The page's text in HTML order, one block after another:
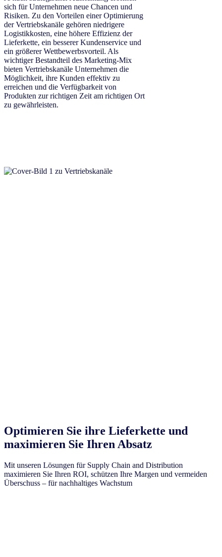
sich für Unternehmen neue Chancen und
Risiken. Zu den Vorteilen einer Optimierung
der Vertriebskanäle gehören niedrigere
Logistikkosten, eine höhere Effizienz der
Lieferkette, ein besserer Kundenservice und
ein größerer Wettbewerbsvorteil. Als
wichtiger Bestandteil des Marketing-Mix
bieten Vertriebskanäle Unternehmen die
Möglichkeit, ihre Kunden effektiv zu
erreichen und die Verfügbarkeit von
Produkten zur richtigen Zeit am richtigen Ort
zu gewährleisten.
Optimieren Sie ihre Lieferkette und
maximieren Sie Ihren Absatz
Mit unseren Lösungen für Supply Chain and Distribution
maximieren Sie Ihren ROI, schützen Ihre Margen und vermeiden
Überschuss – für nachhaltiges Wachstum